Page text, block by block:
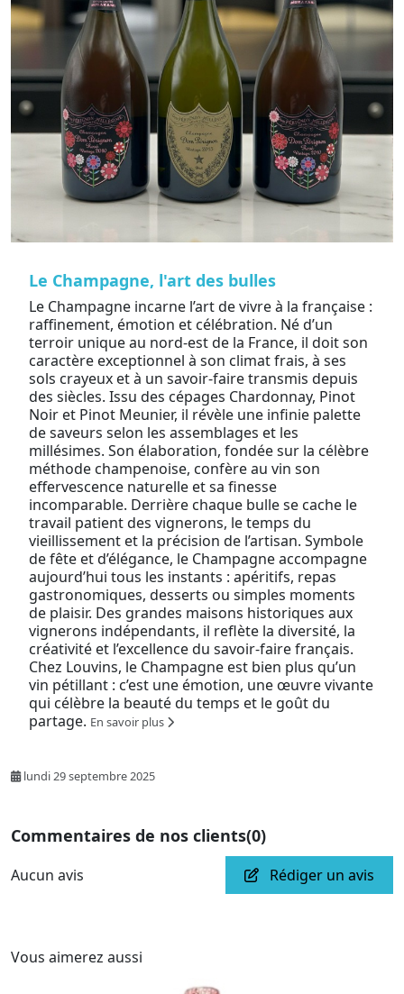
Le Champagne, l'art des bulles
Le Champagne incarne l’art de vivre à la française :
raffinement, émotion et célébration. Né d’un
terroir unique au nord-est de la France, il doit son
caractère exceptionnel à son climat frais, à ses
sols crayeux et à un savoir-faire transmis depuis
des siècles. Issu des cépages Chardonnay, Pinot
Noir et Pinot Meunier, il révèle une infinie palette
de saveurs selon les assemblages et les
millésimes. Son élaboration, fondée sur la célèbre
méthode champenoise, confère au vin son
effervescence naturelle et sa finesse
incomparable. Derrière chaque bulle se cache le
travail patient des vignerons, le temps du
vieillissement et la précision de l’artisan. Symbole
de fête et d’élégance, le Champagne accompagne
aujourd’hui tous les instants : apéritifs, repas
gastronomiques, desserts ou simples moments
de plaisir. Des grandes maisons historiques aux
vignerons indépendants, il reflète la diversité, la
créativité et l’excellence du savoir-faire français.
Chez Louvins, le Champagne est bien plus qu’un
vin pétillant : c’est une émotion, une œuvre vivante
qui célèbre la beauté du temps et le goût du
partage. En savoir plus
lundi 29 septembre 2025
Commentaires de nos clients(0)
Aucun avis Rédiger un avis
Vous aimerez aussi